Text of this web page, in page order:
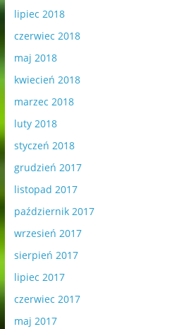
lipiec 2018
czerwiec 2018
maj 2018
kwiecień 2018
marzec 2018
luty 2018
styczeń 2018
grudzień 2017
listopad 2017
październik 2017
wrzesień 2017
sierpień 2017
lipiec 2017
czerwiec 2017
maj 2017